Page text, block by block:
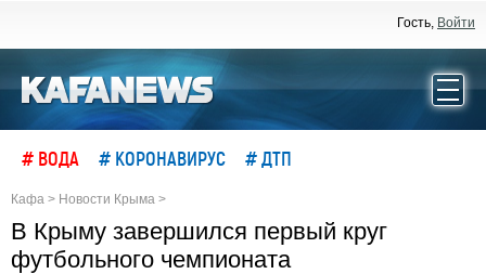
Гость, Войти
# ВОДА # КОРОНАВИРУС # ДТП
Кафа > Новости Крыма >
В Крыму завершился первый круг
футбольного чемпионата